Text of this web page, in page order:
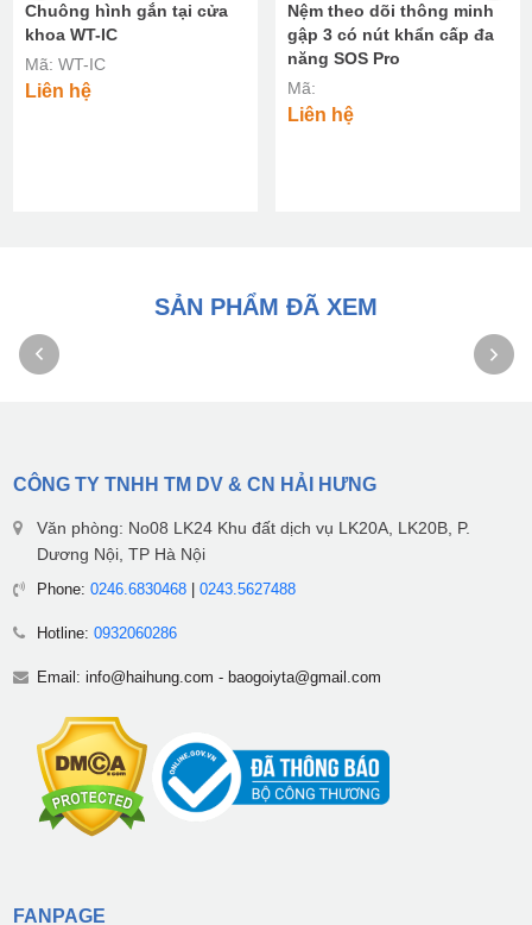
Chuông hình gắn tại cửa
khoa WT-IC
Mã: WT-IC
Liên hệ
Nệm theo dõi thông minh
gập 3 có nút khẩn cấp đa
năng SOS Pro
Mã:
Liên hệ
SẢN PHẨM ĐÃ XEM
CÔNG TY TNHH TM DV & CN HẢI HƯNG
Văn phòng: No08 LK24 Khu đất dịch vụ LK20A, LK20B, P.
Dương Nội, TP Hà Nội
Phone: 0246.6830468| 0243.5627488
Hotline: 0932060286
Email: info@haihung.com - baogoiyta@gmail.com
FANPAGE